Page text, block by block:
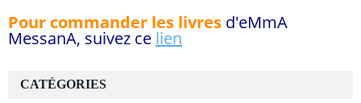
CATÉGORIES
Pour commander les livres d'eMmA
MessanA, suivez ce lien